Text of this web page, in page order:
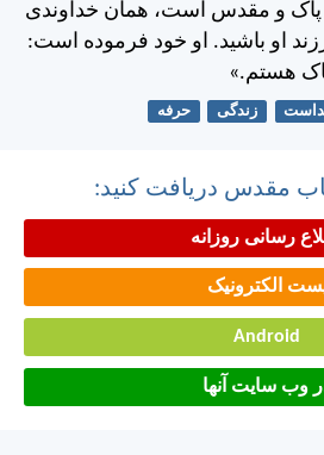
پاک و مقدس است، همان خداوندی
او باشيد. او خود فرموده است:
هستم.»
زندگی حرفه
مقدس دریافت کنید:
رسانی روزانه
الکترونیک
Android
وب سایت آنها